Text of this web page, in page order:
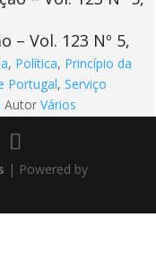
– Vol. 123 Nº 5,
, Política, Princípio da
Portugal, Serviço
Autor Vários
| Powered by